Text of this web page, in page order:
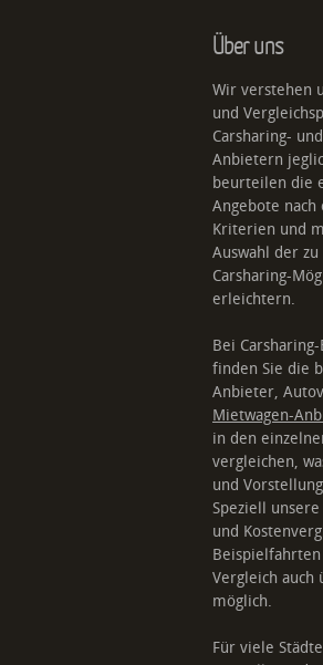
Über uns
Wir verstehen
und
Carsharing-
Anbietern
beurteilen die
Angebote nach
Kriterien und
Auswahl der
Carsharing-
erleichtern.
Bei
finden Sie die
Anbieter,
Mietwagen-
in den
vergleichen,
und
Speziell
und
Vergleich auch
möglich.
Für viele